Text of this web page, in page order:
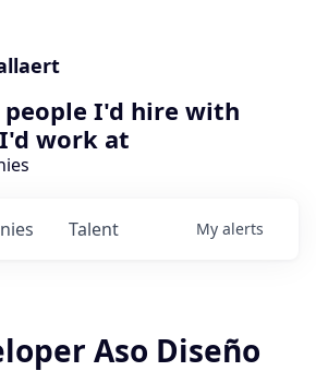
people I'd hire with
work at
Talent My alerts
Aso Diseño